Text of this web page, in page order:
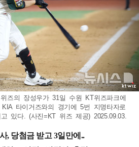
즈의 장성우가 31일 수원 KT위즈파크에
타이거즈와의 경기에 5번 지명타자로
있다. (사진=KT 위즈 제공) 2025.09.03.